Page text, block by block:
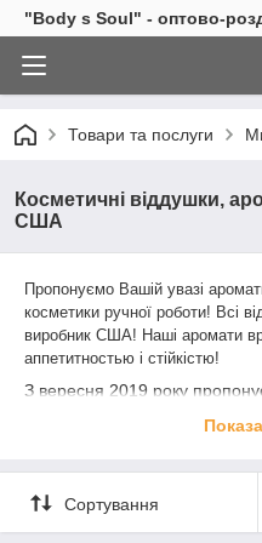
"Body s Soul" - оптово-
Товари та послуги
Косметичні віддушки,
США
Пропонуємо Вашій увазі
косметики ручної роботи! Всі
виробник США! Наші аромати
аппетитностью і стійкістю!
З вересня 2019 року
мильної основи, косметики
ванни.
Сортування